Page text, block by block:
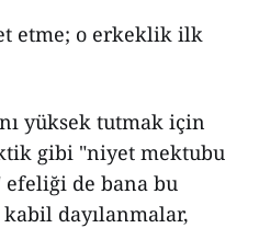
etme; o erkeklik ilk
yüksek tutmak için
gibi "niyet mektubu
de bana bu
kabil dayılanmalar,